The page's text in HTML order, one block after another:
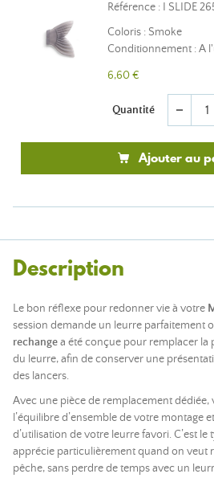
Référence : I SLIDE
Coloris : Smoke
Conditionnement : A
6,60 €
Quantité remove
Ajouter au
Description
Le bon réflexe pour redonner vie à votre
session demande un leurre parfaitement
rechangea été conçue pour remplacer la
du leurre, afin de conserver une
des lancers.
Avec une pièce de remplacement dédiée,
l’équilibre d’ensemble de votre montage
d’utilisation de votre leurre favori. C’est le
apprécie particulièrement quand on veut
pêche, sans perdre de temps avec un